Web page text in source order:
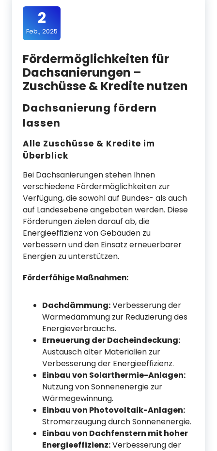
2
Feb., 2025
Fördermöglichkeiten für
Dachsanierungen –
Zuschüsse & Kredite nutzen
Dachsanierung fördern
lassen
Alle Zuschüsse & Kredite im
Überblick
Bei Dachsanierungen stehen Ihnen
verschiedene Fördermöglichkeiten zur
Verfügung, die sowohl auf Bundes- als auch
auf Landesebene angeboten werden. Diese
Förderungen zielen darauf ab, die
Energieeffizienz von Gebäuden zu
verbessern und den Einsatz erneuerbarer
Energien zu unterstützen.
Förderfähige Maßnahmen:
Dachdämmung:Verbesserung der
Wärmedämmung zur Reduzierung des
Energieverbrauchs.
Erneuerung der Dacheindeckung:
Austausch alter Materialien zur
Verbesserung der Energieeffizienz.
Einbau von Solarthermie-Anlagen:
Nutzung von Sonnenenergie zur
Wärmegewinnung.
Einbau von Photovoltaik-Anlagen:
Stromerzeugung durch Sonnenenergie.
Einbau von Dachfenstern mit hoher
Energieeffizienz:Verbesserung der